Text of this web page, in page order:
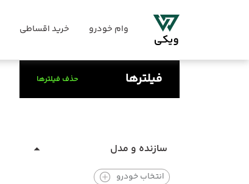
وام خودرو خرید اقساطی
فیلترها حذف فیلترها
سازنده و مدل
انتخاب خودرو